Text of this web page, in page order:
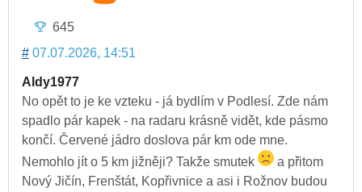
645
# 07.07.2026, 14:51
Aldy1977
No opět to je ke vzteku - já bydlím v Podlesí. Zde nám
spadlo pár kapek - na radaru krásně vidět, kde pásmo
končí. Červené jádro doslova pár km ode mne.
Nemohlo jít o 5 km jižněji? Takže smutek
a přitom
Nový Jičín, Frenštát, Kopřivnice a asi i Rožnov budou